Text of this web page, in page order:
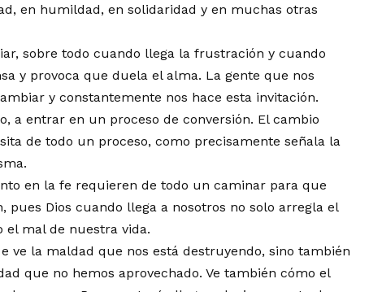
en humildad, en solidaridad y en muchas otras
sobre todo cuando llega la frustración y cuando
y provoca que duela el alma. La gente que nos
y constantemente nos hace esta invitación.
a entrar en un proceso de conversión. El cambio
de todo un proceso, como precisamente señala la
en la fe requieren de todo un caminar para que
pues Dios cuando llega a nosotros no solo arregla el
el mal de nuestra vida.
ve la maldad que nos está destruyendo, sino también
que no hemos aprovechado. Ve también cómo el